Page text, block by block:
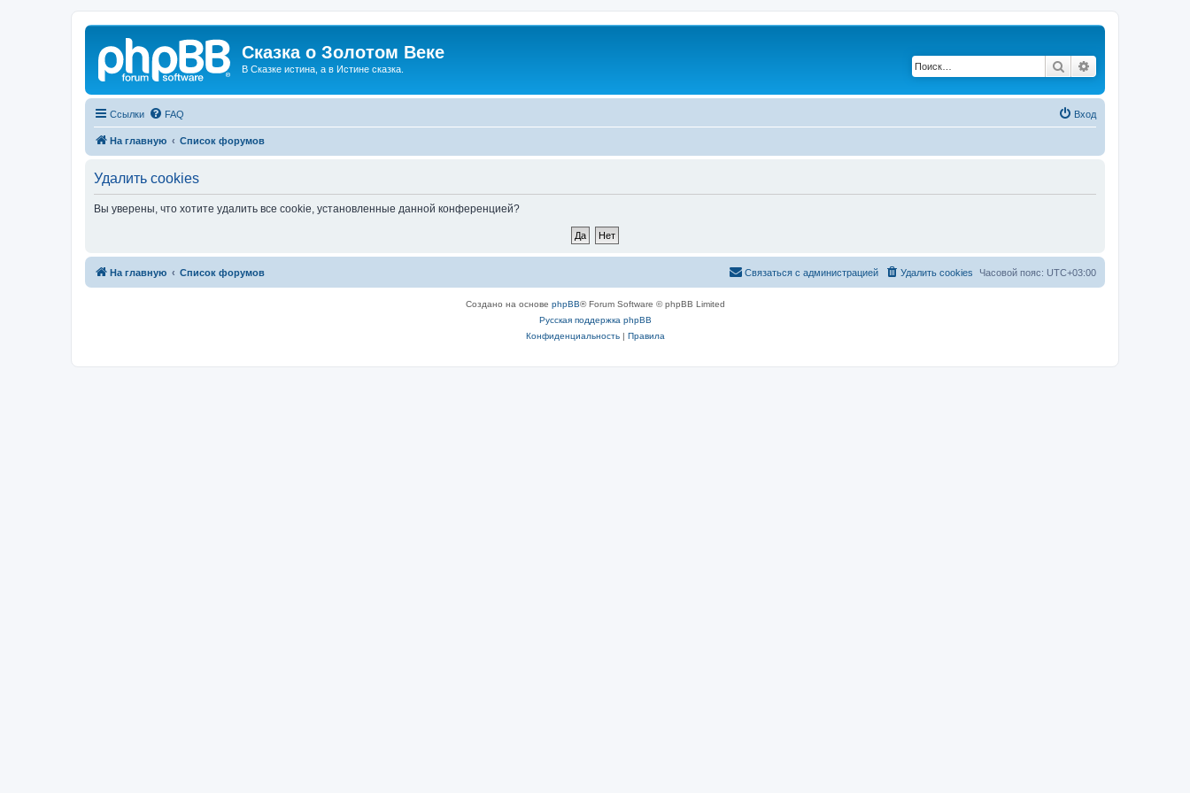
Сказка о Золотом Веке
В Сказке истина, а в Истине сказка. Поиск
Ссылки FAQ Вход
На главную Список форумов
Удалить cookies
Вы уверены, что хотите удалить все cookie, установленные данной конференцией?
На главную Список форумов Часовой пояс: UTC+03:00
Удалить cookies
Связаться с администрацией
Создано на основе phpBB® Forum Software © phpBB Limited
Русская поддержка phpBB
Конфиденциальность| Правила